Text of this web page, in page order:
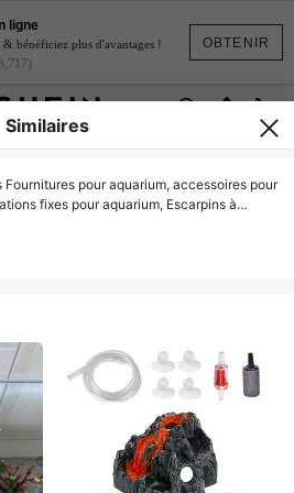
OBTENIR
ligne
& bénéficiez plus d'avantages !
Similaires
pour aquarium, accessoires pour
fixes pour aquarium, Escarpins à
de trachée, ouvertures, outils de tuyau
transparentes